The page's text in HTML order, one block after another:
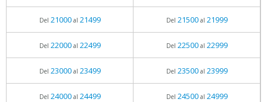
Del 21000al 21499 Del 21500al 21999
Del 22000al 22499 Del 22500al 22999
Del 23000al 23499 Del 23500al 23999
Del 24000al 24499 Del 24500al 24999